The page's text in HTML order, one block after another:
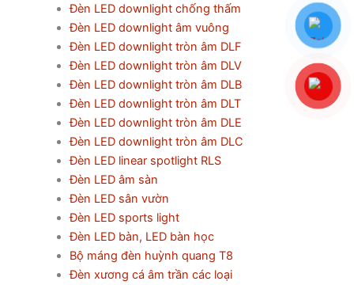
Đèn LED downlight chống thấm
Đèn LED downlight âm vuông
Đèn LED downlight tròn âm DLF
Đèn LED downlight tròn âm DLV
Đèn LED downlight tròn âm DLB
Đèn LED downlight tròn âm DLT
Đèn LED downlight tròn âm DLE
Đèn LED downlight tròn âm DLC
Đèn LED linear spotlight RLS
Đèn LED âm sàn
Đèn LED sân vườn
Đèn LED sports light
Đèn LED bàn, LED bàn học
Bộ máng đèn huỳnh quang T8
Đèn xương cá âm trần các loại